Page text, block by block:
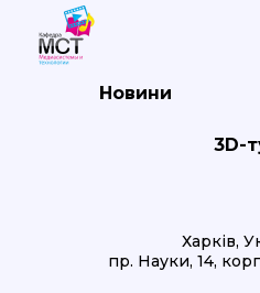
Новини
3D-
Харків,
пр. Науки, 14,